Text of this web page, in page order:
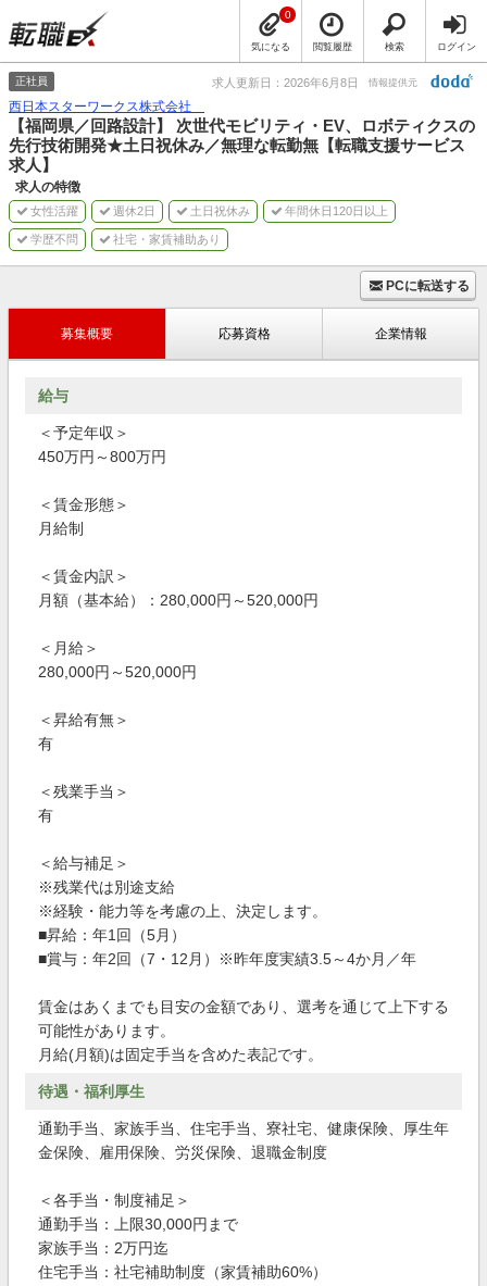
気になる
0
閲覧履歴 検索 ログイン
正社員 求人更新日：2026年6月8日 情報提供元
西日本スターワークス株式会社
【福岡県／回路設計】 次世代モビリティ・EV、ロボティクスの
先行技術開発★土日祝休み／無理な転勤無【転職支援サービス
求人】
求人の特徴
女性活躍 週休2日 土日祝休み 年間休日120日以上
学歴不問 社宅・家賃補助あり
PCに転送する
募集概要 応募資格 企業情報
給与
＜予定年収＞
450万円～800万円
＜賃金形態＞
月給制
＜賃金内訳＞
月額（基本給）：280,000円～520,000円
＜月給＞
280,000円～520,000円
＜昇給有無＞
有
＜残業手当＞
有
＜給与補足＞
※残業代は別途支給
※経験・能力等を考慮の上、決定します。
■昇給：年1回（5月）
■賞与：年2回（7・12月）※昨年度実績3.5～4か月／年
賃金はあくまでも目安の金額であり、選考を通じて上下する
可能性があります。
月給(月額)は固定手当を含めた表記です。
待遇・福利厚生
通勤手当、家族手当、住宅手当、寮社宅、健康保険、厚生年
金保険、雇用保険、労災保険、退職金制度
＜各手当・制度補足＞
通勤手当：上限30,000円まで
家族手当：2万円迄
住宅手当：社宅補助制度（家賃補助60%）